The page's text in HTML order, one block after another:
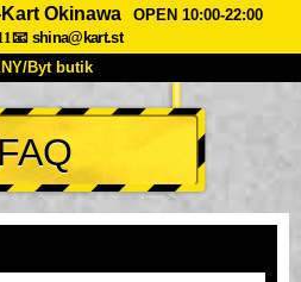
Okinawa
OPEN 10:00-22:00
📧 shina@kart.st
Byt butik
HEM
Pris
FAQ